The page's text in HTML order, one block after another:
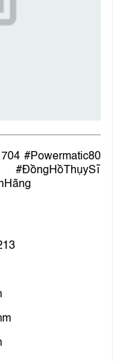
#Powermatic80